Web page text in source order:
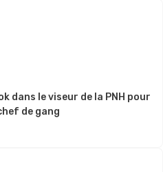
dans le viseur de la PNH pour
de gang